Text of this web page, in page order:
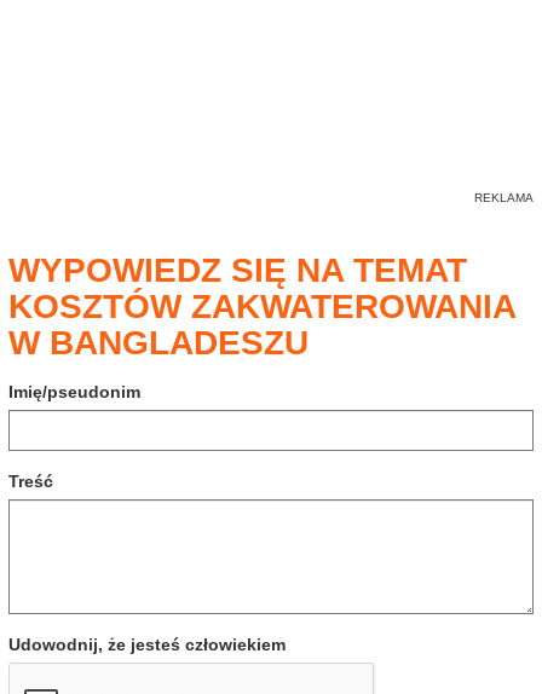
WYPOWIEDZ SIĘ NA TEMAT
KOSZTÓW ZAKWATEROWANIA
W BANGLADESZU
Imię/pseudonim
Treść
Udowodnij, że jesteś człowiekiem